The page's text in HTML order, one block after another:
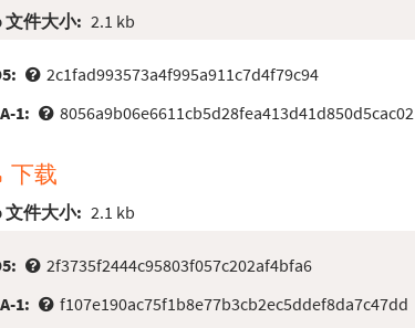
文件大小: 2.1 kb
2c1fad993573a4f995a911c7d4f79c94
1:
8056a9b06e6611cb5d28fea413d41d850d5cac02
下载
文件大小: 2.1 kb
2f3735f2444c95803f057c202af4bfa6
1:
f107e190ac75f1b8e77b3cb2ec5ddef8da7c47dd